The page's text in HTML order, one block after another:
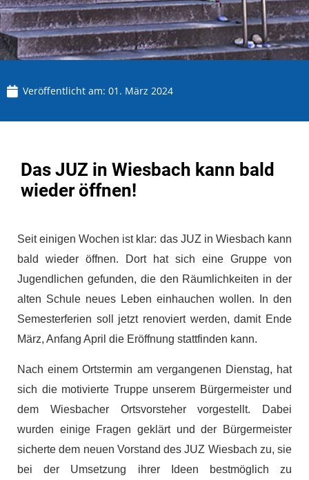
Veröffentlicht am: 01. März 2024
Das JUZ in Wiesbach kann bald
wieder öffnen!
Seit einigen Wochen ist klar: das JUZ in Wiesbach kann
bald wieder öffnen. Dort hat sich eine Gruppe von
Jugendlichen gefunden, die den Räumlichkeiten in der
alten Schule neues Leben einhauchen wollen. In den
Semesterferien soll jetzt renoviert werden, damit Ende
März, Anfang April die Eröffnung stattfinden kann.
Nach einem Ortstermin am vergangenen Dienstag, hat
sich die motivierte Truppe unserem Bürgermeister und
dem Wiesbacher Ortsvorsteher vorgestellt. Dabei
wurden einige Fragen geklärt und der Bürgermeister
sicherte dem neuen Vorstand des JUZ Wiesbach zu, sie
bei der Umsetzung ihrer Ideen bestmöglich zu